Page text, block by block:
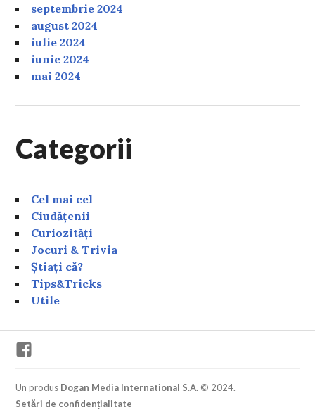
septembrie 2024
august 2024
iulie 2024
iunie 2024
mai 2024
Categorii
Cel mai cel
Ciudățenii
Curiozități
Jocuri & Trivia
Știați că?
Tips&Tricks
Utile
Un produs Dogan Media International S.A. © 2024.
Setări de confidențialitate